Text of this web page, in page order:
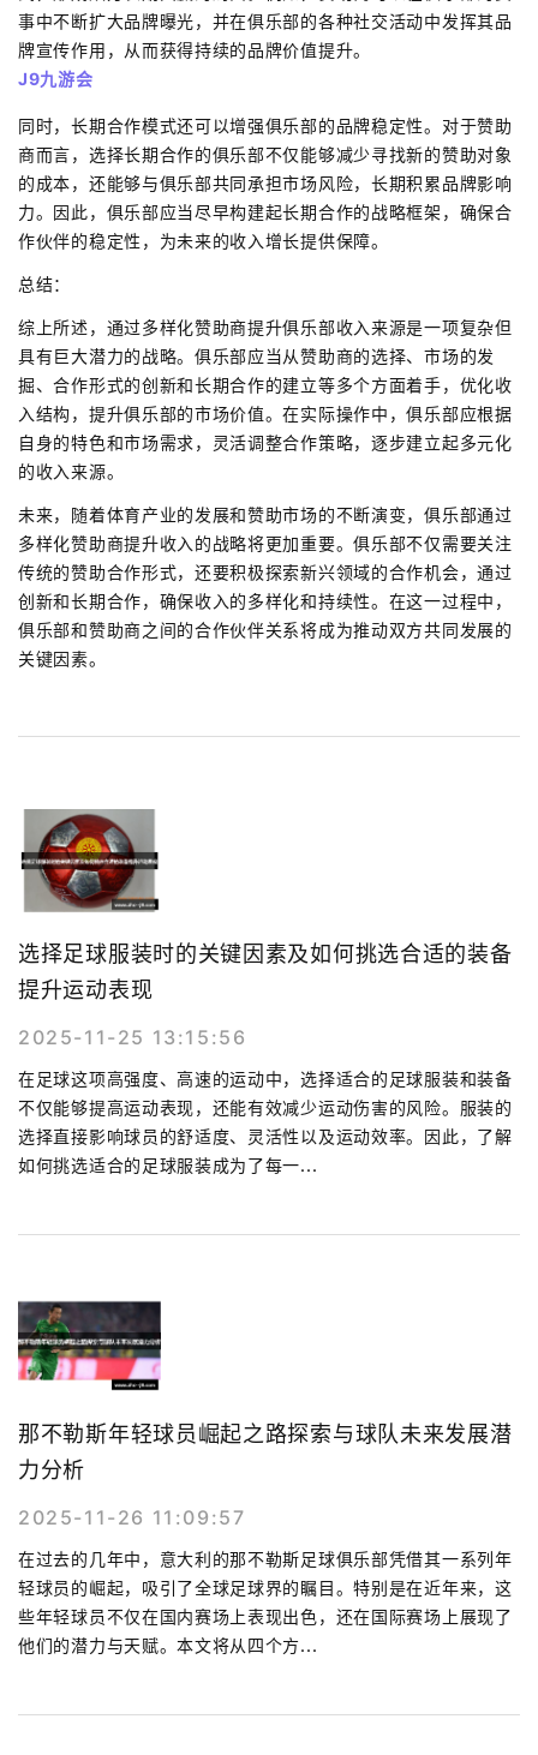
事中不断扩大品牌曝光，并在俱乐部的各种社交活动中发挥其品
牌宣传作用，从而获得持续的品牌价值提升。
J9九游会
同时，长期合作模式还可以增强俱乐部的品牌稳定性。对于赞助
商而言，选择长期合作的俱乐部不仅能够减少寻找新的赞助对象
的成本，还能够与俱乐部共同承担市场风险，长期积累品牌影响
力。因此，俱乐部应当尽早构建起长期合作的战略框架，确保合
作伙伴的稳定性，为未来的收入增长提供保障。
总结：
综上所述，通过多样化赞助商提升俱乐部收入来源是一项复杂但
具有巨大潜力的战略。俱乐部应当从赞助商的选择、市场的发
掘、合作形式的创新和长期合作的建立等多个方面着手，优化收
入结构，提升俱乐部的市场价值。在实际操作中，俱乐部应根据
自身的特色和市场需求，灵活调整合作策略，逐步建立起多元化
的收入来源。
未来，随着体育产业的发展和赞助市场的不断演变，俱乐部通过
多样化赞助商提升收入的战略将更加重要。俱乐部不仅需要关注
传统的赞助合作形式，还要积极探索新兴领域的合作机会，通过
创新和长期合作，确保收入的多样化和持续性。在这一过程中，
俱乐部和赞助商之间的合作伙伴关系将成为推动双方共同发展的
关键因素。
选择足球服装时的关键因素及如何挑选合适的装备
提升运动表现
2025-11-25 13:15:56
在足球这项高强度、高速的运动中，选择适合的足球服装和装备
不仅能够提高运动表现，还能有效减少运动伤害的风险。服装的
选择直接影响球员的舒适度、灵活性以及运动效率。因此，了解
如何挑选适合的足球服装成为了每一...
那不勒斯年轻球员崛起之路探索与球队未来发展潜
力分析
2025-11-26 11:09:57
在过去的几年中，意大利的那不勒斯足球俱乐部凭借其一系列年
轻球员的崛起，吸引了全球足球界的瞩目。特别是在近年来，这
些年轻球员不仅在国内赛场上表现出色，还在国际赛场上展现了
他们的潜力与天赋。本文将从四个方...